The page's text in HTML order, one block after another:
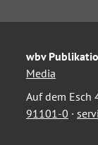
wbv
Media
Auf dem Esch
91101-0 ·